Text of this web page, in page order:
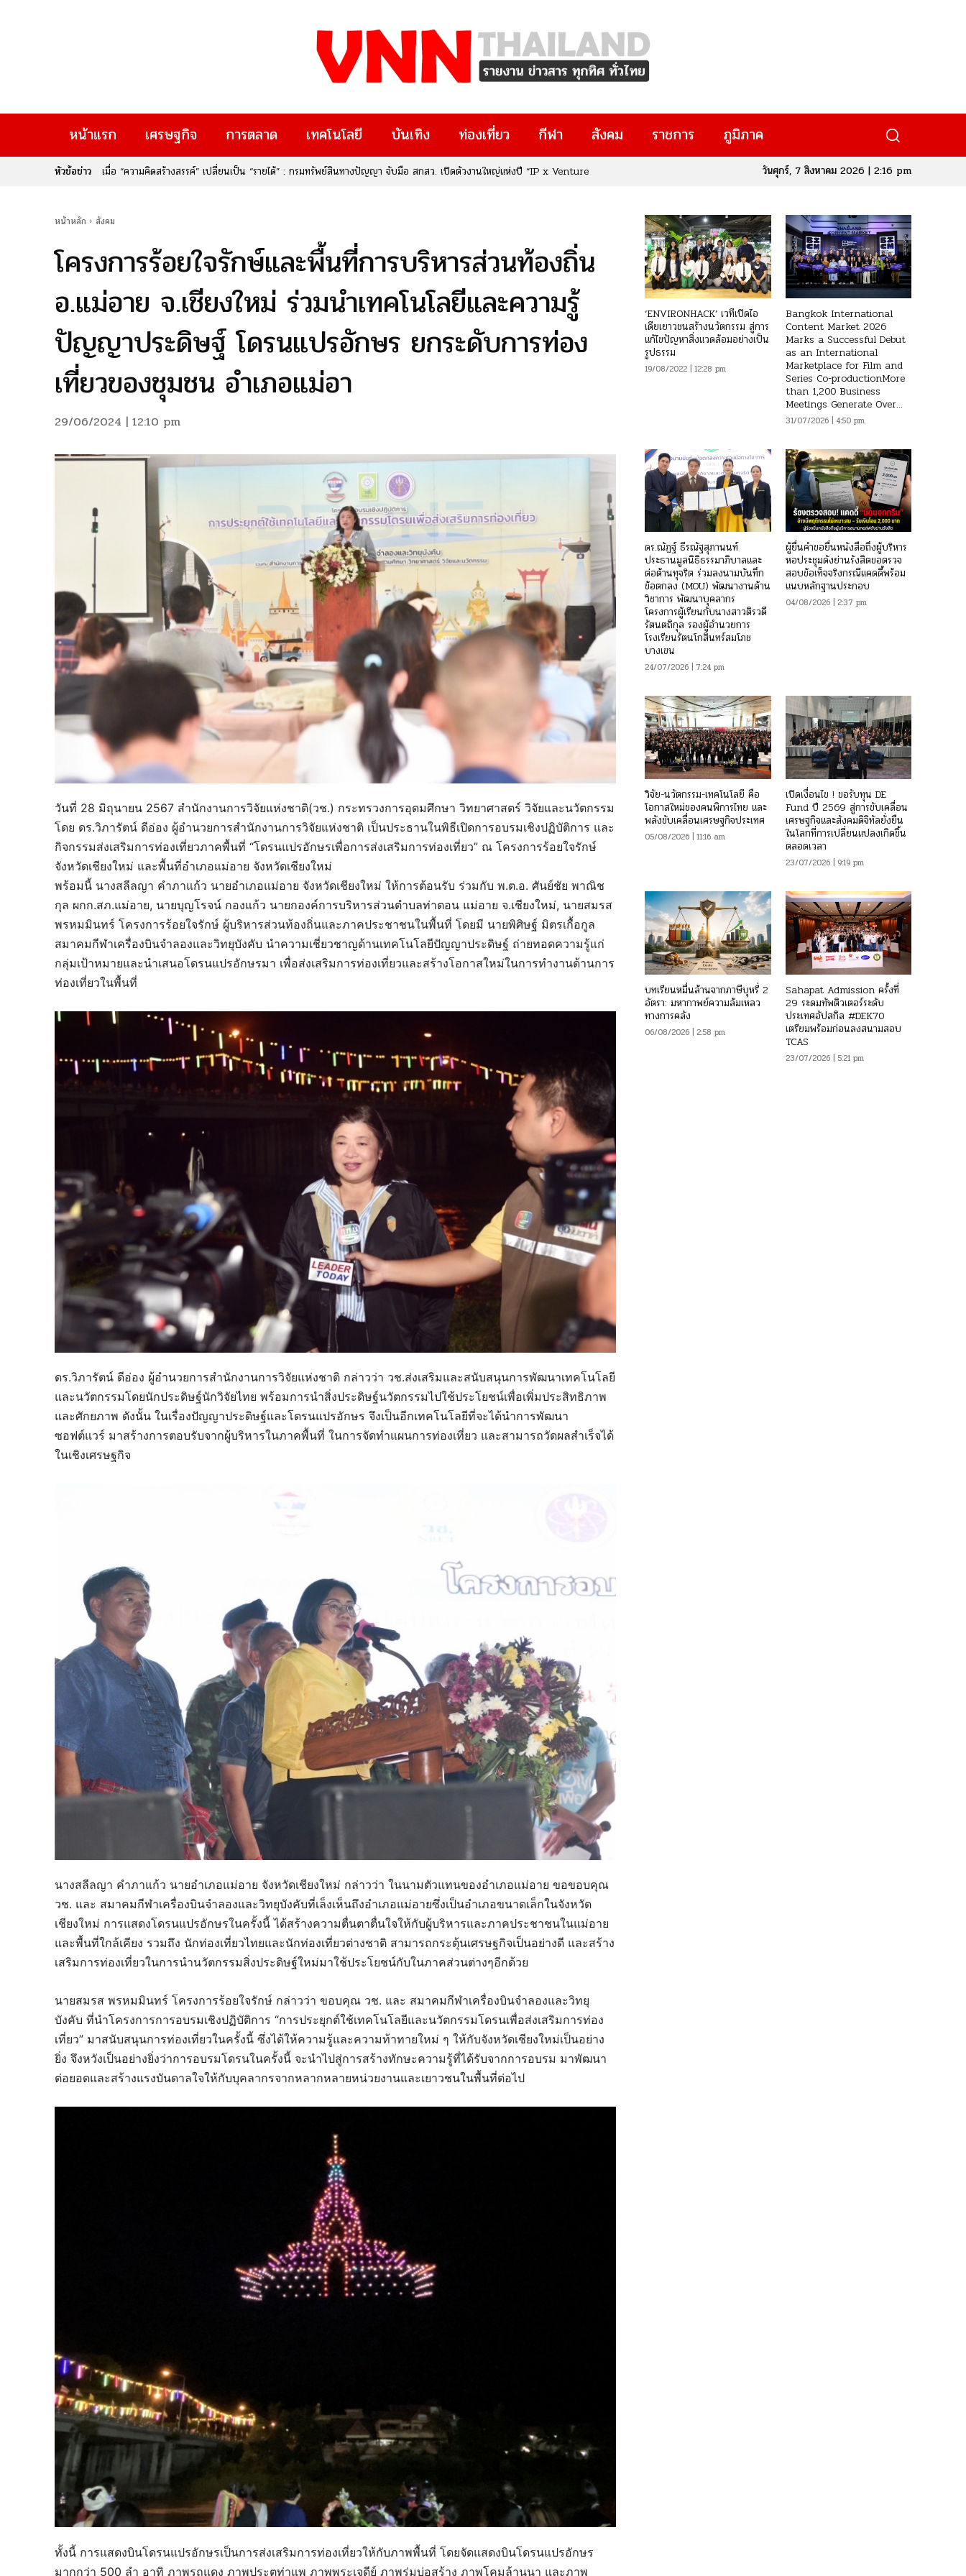
หน้าแรก เศรษฐกิจ การตลาด เทคโนโลยี บันเทิง ท่องเที่ยว กีฬา สังคม ราชการ ภูมิภาค
หัวข้อข่าว
เมื่อ “ความคิดสร้างสรรค์” เปลี่ยนเป็น “รายได้” : กรมทรัพย์สินทางปัญญา จับมือ สกสว. เปิดตัวงานใหญ่แห่งปี “IP x Venture
วันศุกร์, 7 สิงหาคม 2026 | 2:16 pm
หน้าหลัก สังคม
โครงการร้อยใจรักษ์และพื้นที่การบริหารส่วนท้องถิ่น
อ.แม่อาย จ.เชียงใหม่ ร่วมนำเทคโนโลยีและความรู้
ปัญญาประดิษฐ์ โดรนแปรอักษร ยกระดับการท่อง
เที่ยวของชุมชน อำเภอแม่อา
29/06/2024 | 12:10 pm
วันที่ 28 มิถุนายน 2567 สำนักงานการวิจัยแห่งชาติ(วช.) กระทรวงการอุดมศึกษา วิทยาศาสตร์ วิจัยและนวัตกรรม
โดย ดร.วิภารัตน์ ดีอ่อง ผู้อำนวยการสำนักงานการวิจัยแห่งชาติ เป็นประธานในพิธีเปิดการอบรมเชิงปฏิบัติการ และ
กิจกรรมส่งเสริมการท่องเที่ยวภาคพื้นที่ “โดรนแปรอักษรเพื่อการส่งเสริมการท่องเที่ยว” ณ โครงการร้อยใจรักษ์
จังหวัดเชียงใหม่ และพื้นที่อำเภอแม่อาย จังหวัดเชียงใหม่
พร้อมนี้ นางสลีลญา คำภาแก้ว นายอำเภอแม่อาย จังหวัดเชียงใหม่ ให้การต้อนรับ ร่วมกับ พ.ต.อ. ศันย์ชัย พาณิช
กุล ผกก.สภ.แม่อาย, นายบุญโรจน์ กองแก้ว นายกองค์การบริหารส่วนตำบลท่าตอน แม่อาย จ.เชียงใหม่, นายสมรส
พรหมมินทร์ โครงการร้อยใจรักษ์ ผู้บริหารส่วนท้องถิ่นและภาคประชาชนในพื้นที่ โดยมี นายพิศิษฐ์ มิตรเกื้อกูล
สมาคมกีฬาเครื่องบินจำลองและวิทยุบังคับ นำความเชี่ยวชาญด้านเทคโนโลยีปัญญาประดิษฐ์ ถ่ายทอดความรู้แก่
กลุ่มเป้าหมายและนำเสนอโดรนแปรอักษรมา เพื่อส่งเสริมการท่องเที่ยวและสร้างโอกาสใหม่ในการทำงานด้านการ
ท่องเที่ยวในพื้นที่
ดร.วิภารัตน์ ดีอ่อง ผู้อำนวยการสำนักงานการวิจัยแห่งชาติ กล่าวว่า วช.ส่งเสริมและสนับสนุนการพัฒนาเทคโนโลยี
และนวัตกรรมโดยนักประดิษฐ์นักวิจัยไทย พร้อมการนำสิ่งประดิษฐ์นวัตกรรมไปใช้ประโยชน์เพื่อเพิ่มประสิทธิภาพ
และศักยภาพ ดังนั้น ในเรื่องปัญญาประดิษฐ์และโดรนแปรอักษร จึงเป็นอีกเทคโนโลยีที่จะได้นำการพัฒนา
ซอฟต์แวร์ มาสร้างการตอบรับจากผู้บริหารในภาคพื้นที่ ในการจัดทำแผนการท่องเที่ยว และสามารถวัดผลสำเร็จได้
ในเชิงเศรษฐกิจ
นางสลีลญา คำภาแก้ว นายอำเภอแม่อาย จังหวัดเชียงใหม่ กล่าวว่า ในนามตัวแทนของอำเภอแม่อาย ขอขอบคุณ
วช. และ สมาคมกีฬาเครื่องบินจำลองและวิทยุบังคับที่เล็งเห็นถึงอำเภอแม่อายซึ่งเป็นอำเภอขนาดเล็กในจังหวัด
เชียงใหม่ การแสดงโดรนแปรอักษรในครั้งนี้ ได้สร้างความตื่นตาตื่นใจให้กับผู้บริหารและภาคประชาชนในแม่อาย
และพื้นที่ใกล้เคียง รวมถึง นักท่องเที่ยวไทยและนักท่องเที่ยวต่างชาติ สามารถกระตุ้นเศรษฐกิจเป็นอย่างดี และสร้าง
เสริมการท่องเที่ยวในการนำนวัตกรรมสิ่งประดิษฐ์ใหม่มาใช้ประโยชน์กับในภาคส่วนต่างๆอีกด้วย
นายสมรส พรหมมินทร์ โครงการร้อยใจรักษ์ กล่าวว่า ขอบคุณ วช. และ สมาคมกีฬาเครื่องบินจำลองและวิทยุ
บังคับ ที่นำโครงการการอบรมเชิงปฏิบัติการ “การประยุกต์ใช้เทคโนโลยีและนวัตกรรมโดรนเพื่อส่งเสริมการท่อง
เที่ยว” มาสนับสนุนการท่องเที่ยวในครั้งนี้ ซึ่งได้ให้ความรู้และความท้าทายใหม่ ๆ ให้กับจังหวัดเชียงใหม่เป็นอย่าง
ยิ่ง จึงหวังเป็นอย่างยิ่งว่าการอบรมโดรนในครั้งนี้ จะนำไปสู่การสร้างทักษะความรู้ที่ได้รับจากการอบรม มาพัฒนา
ต่อยอดและสร้างแรงบันดาลใจให้กับบุคลากรจากหลากหลายหน่วยงานและเยาวชนในพื้นที่ต่อไป
ทั้งนี้ การแสดงบินโดรนแปรอักษรเป็นการส่งเสริมการท่องเที่ยวให้กับภาพพื้นที่ โดยจัดแสดงบินโดรนแปรอักษร
มากกว่า 500 ลำ อาทิ ภาพรถแดง ภาพประตูท่าแพ ภาพพระเจดีย์ ภาพร่มบ่อสร้าง ภาพโคมล้านนา และภาพ
‘ENVIRONHACK’ เวทีเปิดไอ
เดียเยาวชนสร้างนวัตกรรม สู่การ
แก้ไขปัญหาสิ่งแวดล้อมอย่างเป็น
รูปธรรม
19/08/2022 | 12:28 pm
Bangkok International
Content Market 2026
Marks a Successful Debut
as an International
Marketplace for Film and
Series Co-productionMore
than 1,200 Business
Meetings Generate Over...
31/07/2026 | 4:50 pm
ดร.ณัฏฐ์ ธีรณัฐสุภานนท์
ประธานมูลนิธิธรรมาภิบาลและ
ต่อต้านทุจริต ร่วมลงนามบันทึก
ข้อตกลง (MOU) พัฒนางานด้าน
วิชาการ พัฒนาบุคลากร
โครงการผู้เรียนกับนางสาวติรวดี
รัตนตถิกุล รองผู้อำนวยการ
โรงเรียนรัตนโกสินทร์สมโภช
บางเขน
24/07/2026 | 7:24 pm
ผู้ยื่นคำขอยื่นหนังสือถึงผู้บริหาร
หอประชุมดังย่านรังสิตขอตรวจ
สอบข้อเท็จจริงกรณีแคดดี้พร้อม
แนบหลักฐานประกอบ
04/08/2026 | 2:37 pm
วิจัย-นวัตกรรม-เทคโนโลยี คือ
โอกาสใหม่ของคนพิการไทย และ
พลังขับเคลื่อนเศรษฐกิจประเทศ
05/08/2026 | 11:16 am
เปิดเงื่อนไข ! ขอรับทุน DE
Fund ปี 2569 สู่การขับเคลื่อน
เศรษฐกิจและสังคมดิจิทัลยั่งยืน
ในโลกที่การเปลี่ยนแปลงเกิดขึ้น
ตลอดเวลา
23/07/2026 | 9:19 pm
บทเรียนหมื่นล้านจากภาษีบุหรี่ 2
อัตรา: มหากาพย์ความล้มเหลว
ทางการคลัง
06/08/2026 | 2:58 pm
Sahapat Admission ครั้งที่
29 ระดมทัพติวเตอร์ระดับ
ประเทศอัปสกิล #DEK70
เตรียมพร้อมก่อนลงสนามสอบ
TCAS
23/07/2026 | 5:21 pm